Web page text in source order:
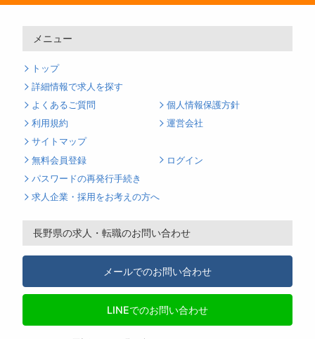
メニュー
トップ
詳細情報で求人を探す
よくあるご質問
個人情報保護方針
利用規約
運営会社
サイトマップ
無料会員登録
ログイン
パスワードの再発行手続き
求人企業・採用をお考えの方へ
長野県の求人・転職のお問い合わせ
メールでのお問い合わせ
LINEでのお問い合わせ